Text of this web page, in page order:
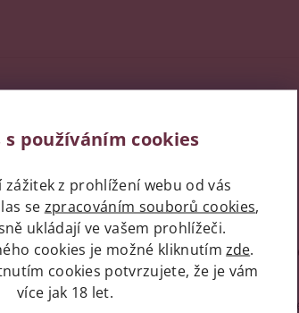
S kořeny sahajícími až do doby
svou pozici v historii.
destilérce Vallein Tercinier, nejstarší
s používáním cookies
zážitek z prohlížení webu od vás
se zpracováním souborů cookies,
ukládají ve vašem prohlížeči.
cookies je možné kliknutím zde.
cookies potvrzujete, že je vám
více jak 18 let.